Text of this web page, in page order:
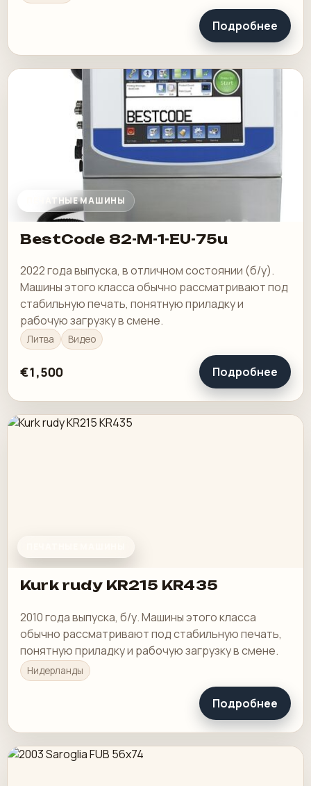
Подробнее
ПЕЧАТНЫЕ МАШИНЫ
BestCode 82-M-1-EU-75u
2022 года выпуска, в отличном состоянии (б/у).
Машины этого класса обычно рассматривают под
стабильную печать, понятную приладку и
рабочую загрузку в смене.
Литва Видео
€1,500 Подробнее
Kurk rudy KR215 KR435
2010 года выпуска, б/у. Машины этого класса
обычно рассматривают под стабильную печать,
понятную приладку и рабочую загрузку в смене.
Нидерланды
Подробнее